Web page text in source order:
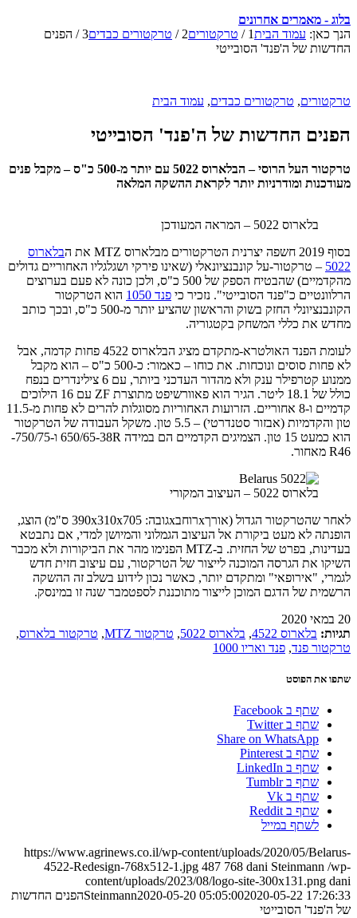
בלוג - מאמרים אחרונים
הנך כאן: עמוד הבית1
/ טרקטורים2
/ טרקטורים כבדים3
/ הפנים
החדשות של ה'פנד' הסובייטי
טרקטורים, טרקטורים כבדים, עמוד הבית
הפנים החדשות של ה'פנד' הסובייטי
טרקטור העל הרוסי – הבלארוס 5022 עם יותר מ-500 כ"ס – מקבל פנים
מעודכנות ומודרניות יותר לקראת ההשקה המלאה
בלארוס 5022 – המראה המעודכן
בסוף 2019 חשפה יצרנית הטרקטורים מבלארוס MTZ את ה
בלארוס
5022 – טרקטור-על קונבנציונאלי (שאינו פירקי ושגלגליו האחוריים גדולים
מהקדמיים) שהבטיח הספק של 500 כ"ס, ולכן כונה לא פעם בערוצים
הרלוונטיים כ"פנד הסובייטי". נזכיר כי פנד 1050
הוא הטרקטור
הקונבנציונלי החזק בשוק והראשון שהציע יותר מ-500 כ"ס, ובכך כותב
מחדש את כללי המשחק בקטגוריה.
לעומת הפנד האולטרא-מתקדם מציג הבלארוס 4522 פחות קדמה, אבל
לא פחות סוסים ונוכחות. את כוחו – כאמור: כ-500 כ"ס – הוא מקבל
ממנוע קטרפילר ענק ולא מהדור העדכני ביותר, עם 6 צילינדרים בנפח
כולל של 18.1 ליטר. הגיר הוא פאוורשיפט מתוצרת ZF עם 16 הילוכים
קדמיים ו-8 אחוריים. הזרועות האחוריות מסוגלות להרים לא פחות מ-11.5
טון והקדמיות (אבזור סטנדרטי) – 5.5 טון. משקל העבודה של הטרקטור
הוא כמעט 15 טון. הצמיגים הקדמיים הם במידה 650/65-38R ו-750/75-
R46 מאחור.
בלארוס 5022 – העיצוב המקורי
לאחר שהטרקטור הגדול (אורךxרוחבxגובה: 390x310x705 ס"מ) הוצג,
הופנתה לא מעט ביקורת אל העיצוב הגמלוני והמיושן למדי, אם נתבטא
בעדינות, בפרט של החזית. ב-MTZ הפנימו מהר את הביקורות ולא מכבר
השיקו את הגרסה המוכנה לייצור של הטרקטור, עם עיצוב חזית חדש
לגמרי, "אירופאי" ומתקדם יותר, כאשר נכון לידוע בשלב זה ההשקה
הרשמית של הדגם המוכן לייצור מתוכננת לספטמבר שנה זו במינסק.
20 במאי 2020
תגיות: בלארוס 4522 , בלארוס 5022 , טרקטור MTZ , טרקטור בלארוס,
טרקטור פנד, פנד ואריו 1000
שתפו את הפוסט
שתף ב Facebook
שתף ב Twitter
Share on WhatsApp
שתף ב Pinterest
שתף ב LinkedIn
שתף ב Tumblr
שתף ב Vk
שתף ב Reddit
לשתף במייל
https://www.agrinews.co.il/wp-content/uploads/2020/05/Belarus-
4522-Redesign-768x512-1.jpg 487 768 dani Steinmann /wp-
content/uploads/2023/08/logo-site-300x131.png dani
Steinmann2020-05-20 05:05:002020-05-22 17:26:33
הפנים החדשות
של ה'פנד' הסובייטי